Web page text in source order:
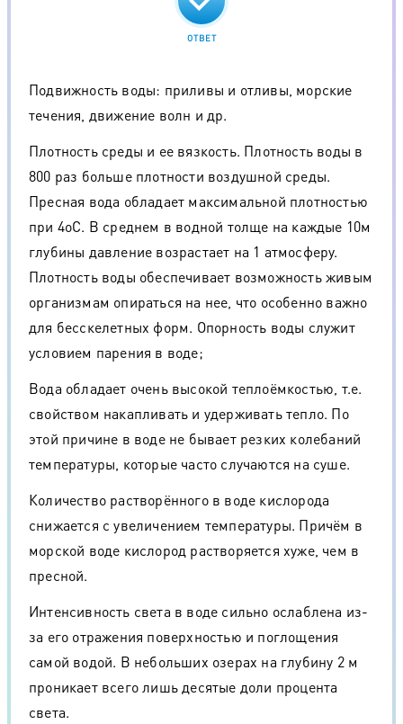
ОТВЕТ
Подвижность воды: приливы и отливы, морские
течения, движение волн и др.
Плотность среды и ее вязкость. Плотность воды в
800 раз больше плотности воздушной среды.
Пресная вода обладает максимальной плотностью
при 4оС. В среднем в водной толще на каждые 10м
глубины давление возрастает на 1 атмосферу.
Плотность воды обеспечивает возможность живым
организмам опираться на нее, что особенно важно
для бесскелетных форм. Опорность воды служит
условием парения в воде;
Вода обладает очень высокой теплоёмкостью, т.е.
свойством накапливать и удерживать тепло. По
этой причине в воде не бывает резких колебаний
температуры, которые часто случаются на суше.
Количество растворённого в воде кислорода
снижается с увеличением температуры. Причём в
морской воде кислород растворяется хуже, чем в
пресной.
Интенсивность света в воде сильно ослаблена из-
за его отражения поверхностью и поглощения
самой водой. В небольших озерах на глубину 2 м
проникает всего лишь десятые доли процента
света.